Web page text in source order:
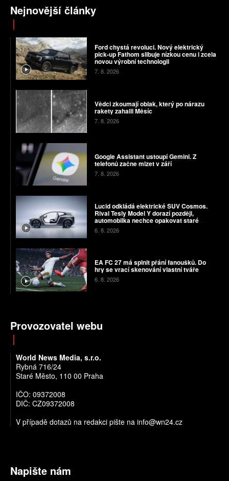
Nejnovější články
Ford chystá revoluci. Nový elektrický
pick-up Fathom slibuje nízkou cenu i zcela
novou výrobní technologii
7. 8. 2026
Vědci zkoumají oblak, který po nárazu
rakety zahalil Měsíc
7. 8. 2026
Google Assistant ustoupí Gemini. Z
telefonů začne mizet v září
7. 8. 2026
Lucid odkládá elektrické SUV Cosmos.
Rival Tesly Model Y dorazí později,
automobilka nechce opakovat staré
chyby
6. 8. 2026
EA FC 27 má splnit přání fanoušků. Do
hry se vrací skenování vlastní tváře
6. 8. 2026
Provozovatel webu
World News Media, s.r.o.
Rybná 716/24
Staré Město, 110 00 Praha
IČO: 09372008
DIČ: CZ09372008
V případě dotazů na redakci pište na info@wn24.cz
Napište nám